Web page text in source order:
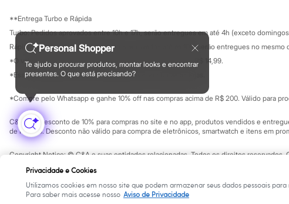
Personal Shopper
Te ajudo a procurar produtos, montar looks e encontrar
presentes. O que está precisando?
Formas de pagamento
**Entrega Turbo e Rápida
Turbo: Pedidos aprovados entre 10h e 17h, serão entregues em até 4h (exceto
Rápida: Pedidos com os pagamentos aprovados até as 10h, serão entregues no
*O valor do frete para o turbo é R$ 24,99 e para a rápida é R$ 14,99.
*Essa condição ainda não estará disponível em todas as lojas.
*Compre pelo Whatsapp e ganhe 10% off nas compras acima de R$ 200. Válido para
C&A Pay: desconto de 10% para compras no site e no app, produtos vendidos e
de R$ 400. Desconto não válido para compra de eletrônicos, smartwatch e itens em
Copyright Notice: © C&A e suas entidades relacionadas. Todos os direitos reservados.
Privacidade e Cookies
Utilizamos cookies em nosso site que podem armazenar seus dados pessoais
Para saber mais acesse nosso Aviso de Privacidade